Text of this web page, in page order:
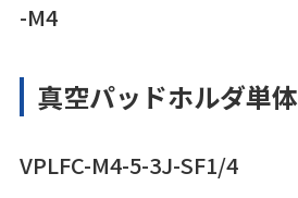
-M4
真空パッドホルダ単体
VPLFC-M4-5-3J-SF1/4